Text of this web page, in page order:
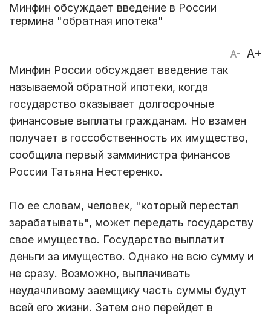
Минфин обсуждает введение в России
термина "обратная ипотека"
A- A+
Минфин России обсуждает введение так
называемой обратной ипотеки, когда
государство оказывает долгосрочные
финансовые выплаты гражданам. Но взамен
получает в госсобственность их имущество,
сообщила первый замминистра финансов
России Татьяна Нестеренко.
По ее словам, человек, "который перестал
зарабатывать", может передать государству
свое имущество. Государство выплатит
деньги за имущество. Однако не всю сумму и
не сразу. Возможно, выплачивать
неудачливому заемщику часть суммы будут
всей его жизни. Затем оно перейдет в